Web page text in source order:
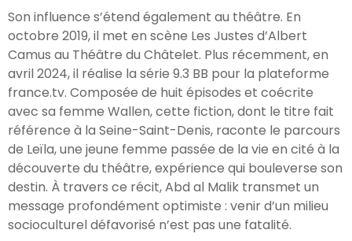
Son influence s’étend également au théâtre. En
octobre 2019, il met en scène Les Justes d’Albert
Camus au Théâtre du Châtelet. Plus récemment, en
avril 2024, il réalise la série 9.3 BB pour la plateforme
france.tv. Composée de huit épisodes et coécrite
avec sa femme Wallen, cette fiction, dont le titre fait
référence à la Seine-Saint-Denis, raconte le parcours
de Leïla, une jeune femme passée de la vie en cité à la
découverte du théâtre, expérience qui bouleverse son
destin. À travers ce récit, Abd al Malik transmet un
message profondément optimiste : venir d’un milieu
socioculturel défavorisé n’est pas une fatalité.